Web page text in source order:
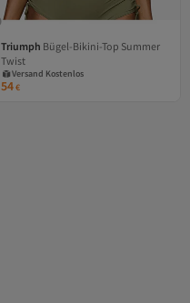
Triumph Bügel-Bikini-Top Summer
Twist
Versand Kostenlos
Gratis Versand
Versand Kostenlos
54€